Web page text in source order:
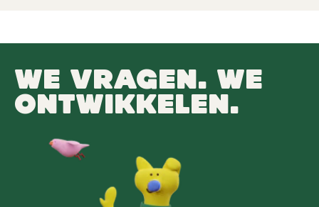
WE VRAGEN. WE
ONTWIKKELEN.